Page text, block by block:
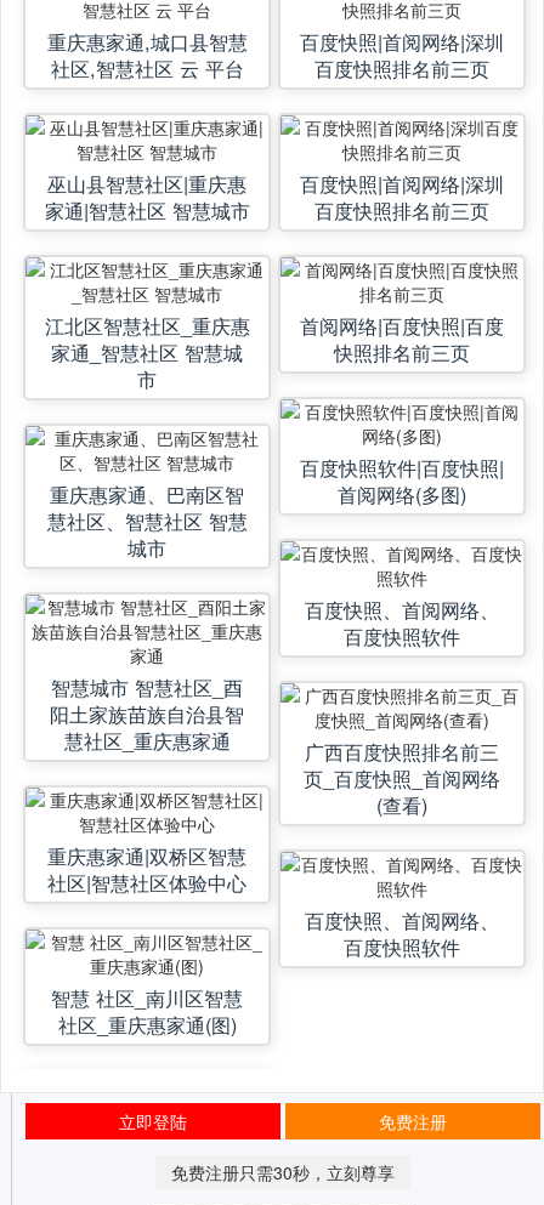
重庆惠家通,城口县智慧
社区,智慧社区 云 平台
巫山县智慧社区|重庆惠
家通|智慧社区 智慧城市
江北区智慧社区_重庆惠
家通_智慧社区 智慧城
市
重庆惠家通、巴南区智
慧社区、智慧社区 智慧
城市
智慧城市 智慧社区_酉
阳土家族苗族自治县智
慧社区_重庆惠家通
重庆惠家通|双桥区智慧
社区|智慧社区体验中心
智慧 社区_南川区智慧
社区_重庆惠家通(图)
百度快照|首阅网络|深圳
百度快照排名前三页
百度快照|首阅网络|深圳
百度快照排名前三页
首阅网络|百度快照|百度
快照排名前三页
百度快照软件|百度快照|
首阅网络(多图)
百度快照、首阅网络、
百度快照软件
广西百度快照排名前三
页_百度快照_首阅网络
(查看)
百度快照、首阅网络、
百度快照软件
立即登陆 免费注册
免费注册只需30秒，立刻尊享